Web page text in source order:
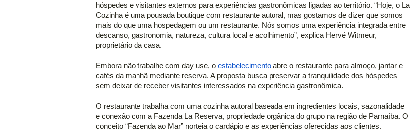
hóspedes e visitantes externos para experiências gastronômicas ligadas ao território. “Hoje, o La
Cozinha é uma pousada boutique com restaurante autoral, mas gostamos de dizer que somos
mais do que uma hospedagem ou um restaurante. Nós somos uma experiência integrada entre
descanso, gastronomia, natureza, cultura local e acolhimento”, explica Hervé Witmeur,
proprietário da casa.
Embora não trabalhe com day use, o estabelecimento abre o restaurante para almoço, jantar e
cafés da manhã mediante reserva. A proposta busca preservar a tranquilidade dos hóspedes
sem deixar de receber visitantes interessados na experiência gastronômica.
O restaurante trabalha com uma cozinha autoral baseada em ingredientes locais, sazonalidade
e conexão com a Fazenda La Reserva, propriedade orgânica do grupo na região de Parnaíba. O
conceito “Fazenda ao Mar” norteia o cardápio e as experiências oferecidas aos clientes.